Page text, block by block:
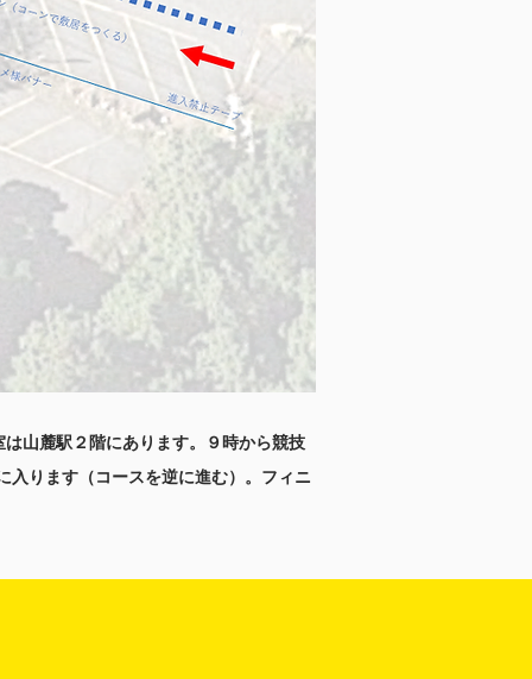
は山麓駅２階にあります。９ 時から競技
入ります（コースを逆に進む）。フィニ